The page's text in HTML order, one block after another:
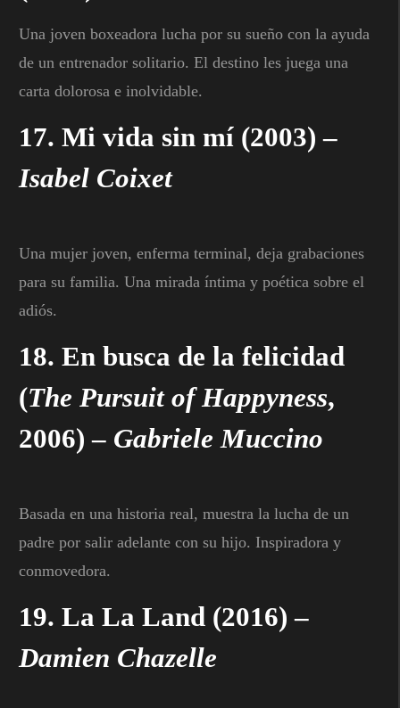
Una joven boxeadora lucha por su sueño con la ayuda
de un entrenador solitario. El destino les juega una
carta dolorosa e inolvidable.
17. Mi vida sin mí (2003) –
Isabel Coixet
Una mujer joven, enferma terminal, deja grabaciones
para su familia. Una mirada íntima y poética sobre el
adiós.
18. En busca de la felicidad
(The Pursuit of Happyness,
2006) – Gabriele Muccino
Basada en una historia real, muestra la lucha de un
padre por salir adelante con su hijo. Inspiradora y
conmovedora.
19. La La Land (2016) –
Damien Chazelle